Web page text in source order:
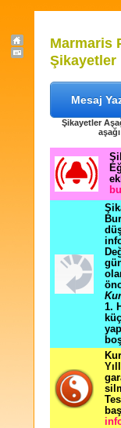
Marmaris
Şikayetler
Mesaj
Şikayetler
1.